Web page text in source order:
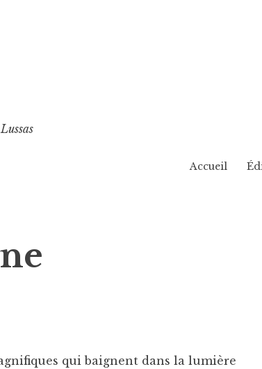
Accueil
qui baignent dans la lumière